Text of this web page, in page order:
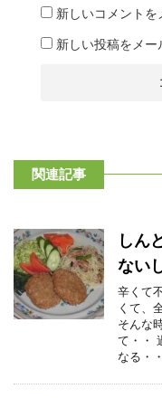
新しいコメントを
新しい投稿をメー
関連記事
しん
ない
辛くて
くて、
そんな
て・・
なる・